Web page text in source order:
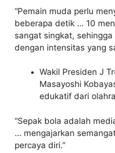
“Pemain muda perlu
beberapa detik … 10
sangat singkat,
dengan intensitas yang
Wakil Presiden J
Masayoshi
edukatif dari
“Sepak bola adalah
… mengajarkan
percaya diri.”